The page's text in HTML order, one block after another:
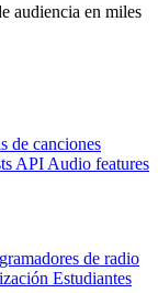
audiencia en miles
de canciones
API Audio features
de radio
Estudiantes